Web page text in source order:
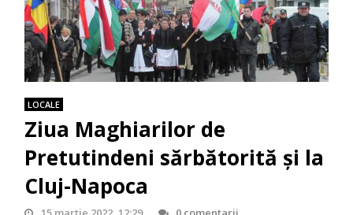
LOCALE
Ziua Maghiarilor de
Pretutindeni sărbătorită și la
Cluj-Napoca